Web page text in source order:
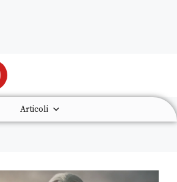
Articoli